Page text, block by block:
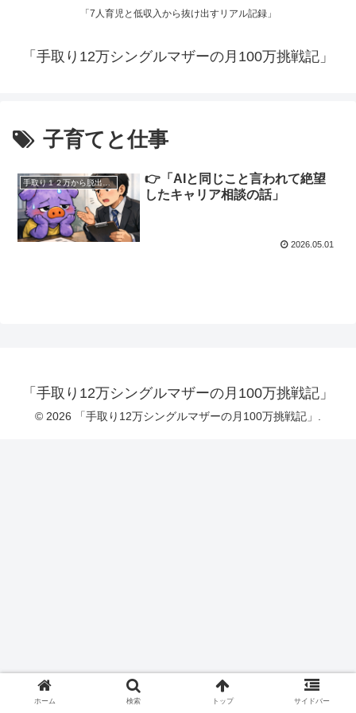
「7人育児と低収入から抜け出すリアル記録」
「手取り12万シングルマザーの月100万挑戦記」
子育てと仕事
手取り１２万から脱出したい
👉「AIと同じこと言われて絶望
したキャリア相談の話」
2026.05.01
「手取り12万シングルマザーの月100万挑戦記」
© 2026 「手取り12万シングルマザーの月100万挑戦記」.
ホーム 検索 トップ サイドバー